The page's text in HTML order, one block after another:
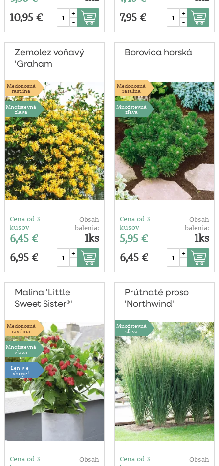
10,95 €
+
-
7,95 €
+
-
Zemolez voňavý
'Graham
Medonosná
rastlina
Množstevná
zľava
Cena od 3
kusov
6,45 €
Obsah
balenia:
1ks
6,95 €
+
-
Borovica horská
Medonosná
rastlina
Množstevná
zľava
Cena od 3
kusov
5,95 €
Obsah
balenia:
1ks
6,45 €
+
-
Malina 'Little
Sweet Sister®'
Medonosná
rastlina
Množstevná
zľava
Len v e-
shope!
Cena od 3
Obsah
Prútnaté proso
'Northwind'
Množstevná
zľava
Cena od 3
Obsah